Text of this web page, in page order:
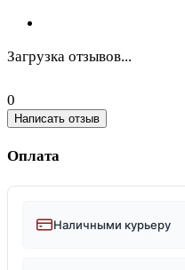
Загрузка отзывов...
0
Написать отзыв
Оплата
Наличными курьеру